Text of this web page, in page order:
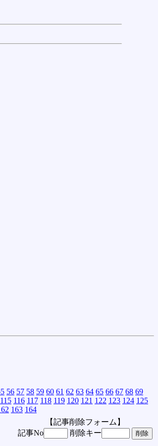
56 57 58 59 60 61 62 63 64 65 66 67 68 69
115 116 117 118 119 120 121 122 123 124 125
163 164
【記事削除フォーム】
記事No
削除キー